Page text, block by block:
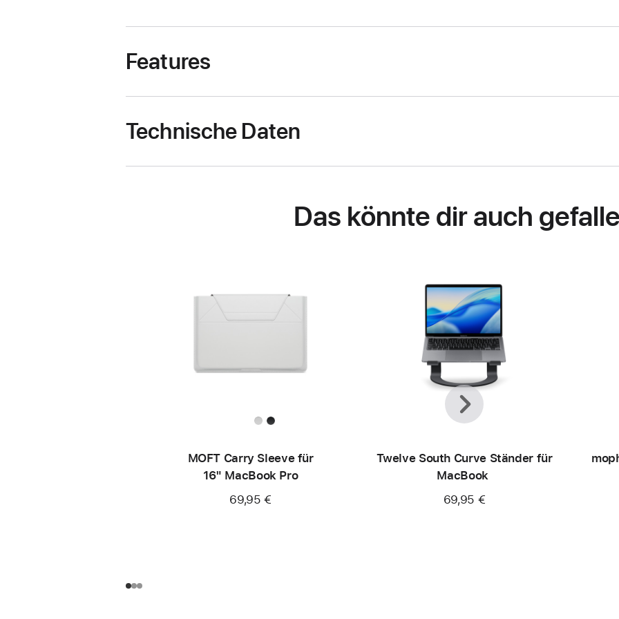
Features
Technische Daten
Das könnte dir auch
MOFT Carry Sleeve für
16" MacBook Pro
69,95 €
Twelve South Curve Ständer für
MacBook
69,95 €
Zurück
Weiter